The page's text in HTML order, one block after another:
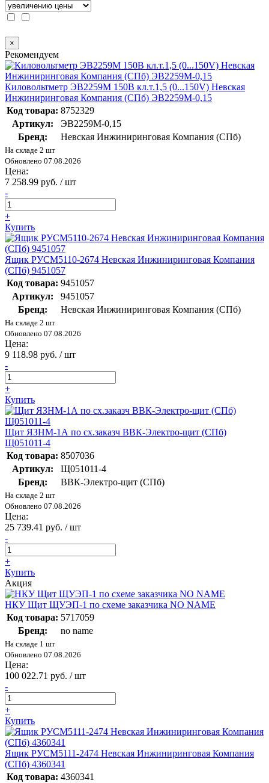
×
Рекомендуем
Киловольтметр ЭВ2259М 150В кл.т.1,5 (0...150V) Невская
Инжиниринговая Компания (СПб) ЭВ2259М-0,15
Код товара: 8752329
Артикул:
ЭВ2259М-0,15
Бренд:
Невская Инжиниринговая Компания (СПб)
На складе 2 шт
Обновлено 07.08.2026
Цена:
7 258.99 руб. / шт
-
+
Купить
Ящик РУСМ5110-2674 Невская Инжиниринговая Компания
(СПб) 9451057
Код товара: 9451057
Артикул:
9451057
Бренд:
Невская Инжиниринговая Компания (СПб)
На складе 2 шт
Обновлено 07.08.2026
Цена:
9 118.98 руб. / шт
-
+
Купить
Щит ЯЗНМ-1А по сх.заказч ВВК-Электро-щит (СПб)
Щ051011-4
Код товара: 8507036
Артикул:
Щ051011-4
Бренд:
ВВК-Электро-щит (СПб)
На складе 2 шт
Обновлено 07.08.2026
Цена:
25 739.41 руб. / шт
-
+
Купить
Акция
НКУ Щит ЩУЭП-1 по схеме заказчика NO NAME
Код товара: 5717059
Бренд:
no name
На складе 1 шт
Обновлено 07.08.2026
Цена:
100 022.71 руб. / шт
-
+
Купить
Ящик РУСМ5111-2474 Невская Инжиниринговая Компания
(СПб) 4360341
Код товара: 4360341